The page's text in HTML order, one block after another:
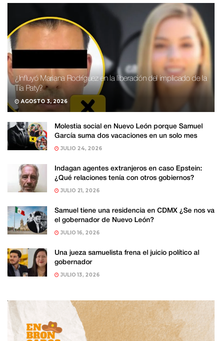
¿Influyó Mariana Rodríguez en la liberación del implicado de la
Tía Paty?
AGOSTO 3, 2026
Molestia social en Nuevo León porque Samuel
García suma dos vacaciones en un solo mes
JULIO 24, 2026
Indagan agentes extranjeros en caso Epstein:
¿Qué relaciones tenía con otros gobiernos?
JULIO 21, 2026
Samuel tiene una residencia en CDMX ¿Se nos va
el gobernador de Nuevo León?
JULIO 16, 2026
Una jueza samuelista frena el juicio político al
gobernador
JULIO 13, 2026